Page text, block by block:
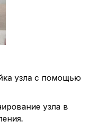
узла с помощью
узла в